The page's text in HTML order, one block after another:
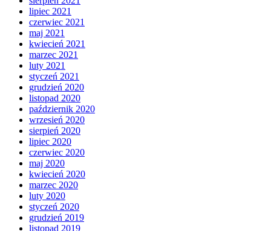
lipiec 2021
czerwiec 2021
maj 2021
kwiecień 2021
marzec 2021
luty 2021
styczeń 2021
grudzień 2020
listopad 2020
październik 2020
wrzesień 2020
sierpień 2020
lipiec 2020
czerwiec 2020
maj 2020
kwiecień 2020
marzec 2020
luty 2020
styczeń 2020
grudzień 2019
listopad 2019